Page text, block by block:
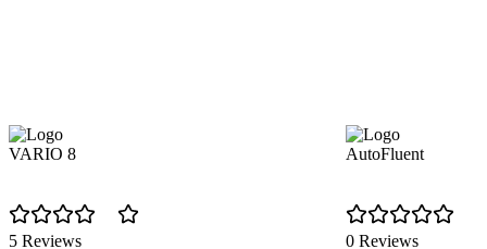
VARIO 8
5 Reviews
AutoFluent
0 Reviews